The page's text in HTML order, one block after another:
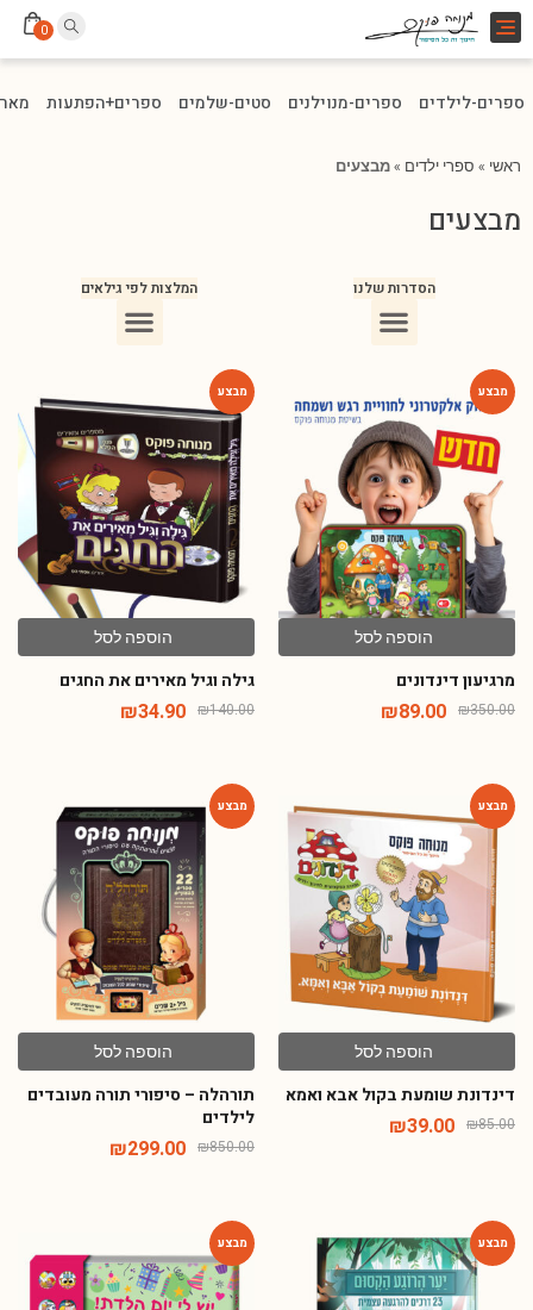
Toggle
navigation
0
ספרים-לילדים ספרים-מנוילנים סטים-שלמים ספרים+הפתעות
ראשי » ספרי ילדים »מבצעים
מבצעים
הסדרות שלנו המלצות לפי גילאים
הוספה לסל
מרגיעון דינדונים
₪350.00
₪89.00
הוספה לסל
גילה וגיל מאירים את החגים
₪140.00
₪34.90
הוספה לסל
דינדונת שומעת בקול אבא ואמא
₪85.00
₪39.00
הוספה לסל
תורהלה – סיפורי תורה מעובדים
לילדים
₪850.00
₪299.00